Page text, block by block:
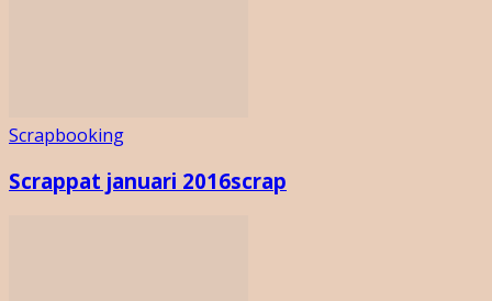
Scrapbooking
Scrappat januari 2016scrap